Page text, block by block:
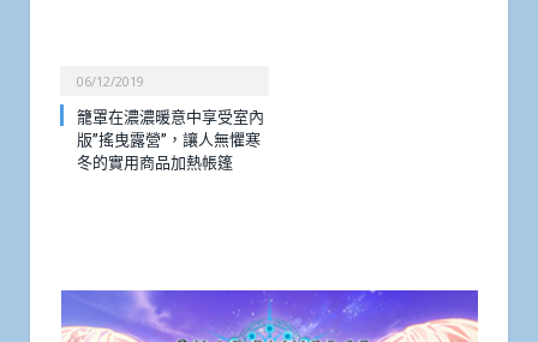
06/12/2019
籠罩在濃濃暖意中享受室內
版”搖曳露營”，讓人無懼寒
冬的實用商品加熱帳篷